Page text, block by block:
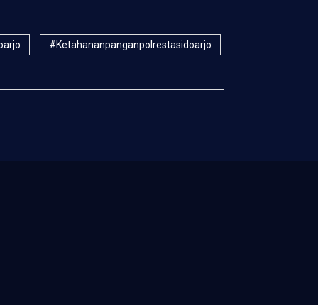
#ketahananpanganpolrestasidoarjo